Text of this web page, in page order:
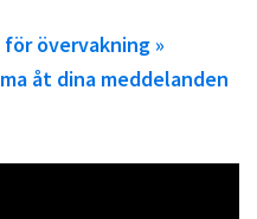
övervakning »
åt dina meddelanden